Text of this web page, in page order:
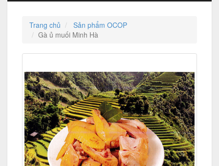
Trang chủ
Sản phẩm OCOP
Gà ủ muối Minh Hà